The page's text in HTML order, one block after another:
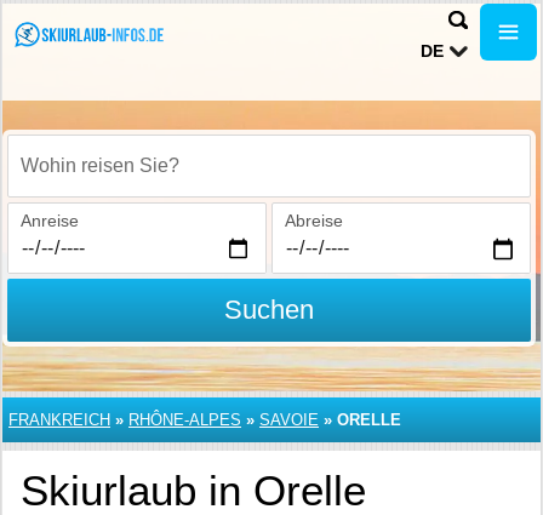
DE
Wohin reisen Sie?
Anreise Abreise
Suchen
FRANKREICH » RHÔNE-ALPES » SAVOIE » ORELLE
Skiurlaub in Orelle